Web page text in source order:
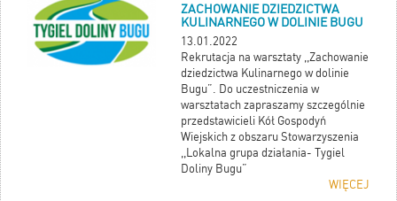
ZACHOWANIE DZIEDZICTWA
KULINARNEGO W DOLINIE BUGU
13.01.2022
Rekrutacja na warsztaty ,,Zachowanie
dziedzictwa Kulinarnego w dolinie
Bugu”. Do uczestniczenia w
warsztatach zapraszamy szczególnie
przedstawicieli Kół Gospodyń
Wiejskich z obszaru Stowarzyszenia
,,Lokalna grupa działania- Tygiel
Doliny Bugu”
WIĘCEJ